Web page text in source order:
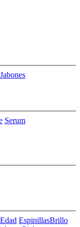
Jabones
Serum
EspinillasBrillo